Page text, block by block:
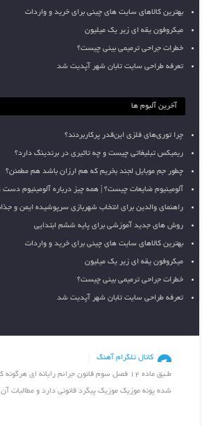
بهترین کالاهای سایت های چینی برای خرید و واردات
میکروفون یقه ای زیر یک میلیون
خطرات جراحی ترمیمی بینی چیست؟
تعرفه طراحی سایت تابان شهر آپدیت شد
آخرین آلبوم ها
چرا توری‌های فلزی این‌قدر پرکاربردند؟
ریمیکس تبلیغاتی چیست و چه تاثیری در برندینگ دارد؟
چطور جم موبایل لجند بخریم که هم ارزان باشد هم مطمئن؟
آلومینیوم ضایعات چیست؟ | همه چیز درباره آلومینیوم
راهنمای والدین برای انتخاب شهربازی سرپوشیده ایمن و
روش های جدید آموزشی برای پایه ششم ابتدایی
بهترین کالاهای سایت های چینی برای خرید و واردات
میکروفون یقه ای زیر یک میلیون
خطرات جراحی ترمیمی بینی چیست؟
تعرفه طراحی سایت تابان شهر آپدیت شد
کانال تلگرام آهنگ
طـبق ماده 12 فصل سوم قانون جرائم رایانه ای
شده پونه موزیک موزیک پیگرد قانونی دارد و مطالبات